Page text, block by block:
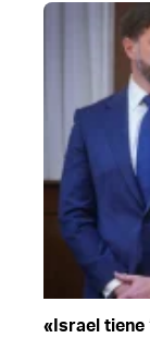
«Israel tiene